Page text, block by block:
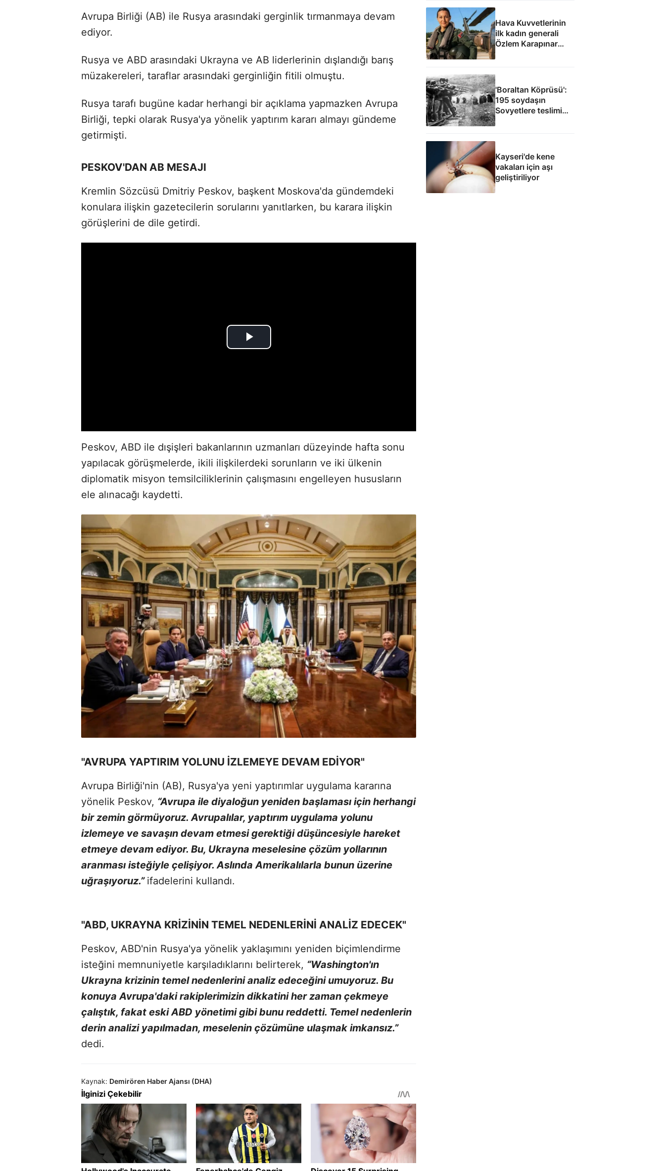
Avrupa Birliği (AB) ile Rusya arasındaki gerginlik tırmanmaya devam
ediyor.
Rusya ve ABD arasındaki Ukrayna ve AB liderlerinin dışlandığı barış
müzakereleri, taraflar arasındaki gerginliğin fitili olmuştu.
Rusya tarafı bugüne kadar herhangi bir açıklama yapmazken Avrupa
Birliği, tepki olarak Rusya'ya yönelik yaptırım kararı almayı gündeme
getirmişti.
PESKOV'DAN AB MESAJI
Kremlin Sözcüsü Dmitriy Peskov, başkent Moskova'da gündemdeki
konulara ilişkin gazetecilerin sorularını yanıtlarken, bu karara ilişkin
görüşlerini de dile getirdi.
Peskov, ABD ile dışişleri bakanlarının uzmanları düzeyinde hafta sonu
yapılacak görüşmelerde, ikili ilişkilerdeki sorunların ve iki ülkenin
diplomatik misyon temsilciliklerinin çalışmasını engelleyen hususların
ele alınacağı kaydetti.
"AVRUPA YAPTIRIM YOLUNU İZLEMEYE DEVAM EDİYOR"
Avrupa Birliği'nin (AB), Rusya'ya yeni yaptırımlar uygulama kararına
yönelik Peskov, “Avrupa ile diyaloğun yeniden başlaması için herhangi
bir zemin görmüyoruz. Avrupalılar, yaptırım uygulama yolunu
izlemeye ve savaşın devam etmesi gerektiği düşüncesiyle hareket
etmeye devam ediyor. Bu, Ukrayna meselesine çözüm yollarının
aranması isteğiyle çelişiyor. Aslında Amerikalılarla bunun üzerine
uğraşıyoruz.” ifadelerini kullandı.
"ABD, UKRAYNA KRİZİNİN TEMEL NEDENLERİNİ ANALİZ EDECEK"
Peskov, ABD'nin Rusya'ya yönelik yaklaşımını yeniden biçimlendirme
isteğini memnuniyetle karşıladıklarını belirterek, “Washington'ın
Ukrayna krizinin temel nedenlerini analiz edeceğini umuyoruz. Bu
konuya Avrupa'daki rakiplerimizin dikkatini her zaman çekmeye
çalıştık, fakat eski ABD yönetimi gibi bunu reddetti. Temel nedenlerin
derin analizi yapılmadan, meselenin çözümüne ulaşmak imkansız.”
dedi.
Kaynak: Demirören Haber Ajansı (DHA)
gönderilen çiçekler...
Hava Kuvvetlerinin
ilk kadın generali
Özlem Karapınar
Paşa: Çanakkale
göklere uzanan
mazisi
'Boraltan Köprüsü':
195 soydaşın
Sovyetlere teslimi
Cüneyt Arkın’ın
Kayseri'de kene
vakaları için aşı
geliştiriliyor